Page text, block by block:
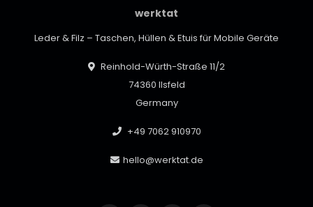
werktat
Leder & Filz – Taschen, Hüllen & Etuis für Mobile Geräte
Reinhold-Würth-Straße 11/2
74360 Ilsfeld
Germany
+49 7062 910970
hello@werktat.de